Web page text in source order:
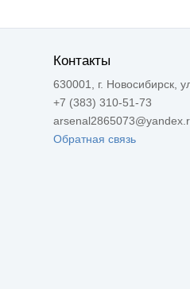
Контакты
630001, г. Новосибирск,
+7 (383) 310-51-73
Обратная связь